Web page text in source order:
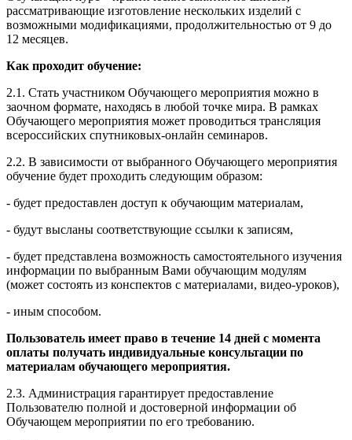
рассматривающие изготовление нескольких изделий с
возможными модификациями, продолжительностью от 9 до
12 месяцев.
Как проходит обучение:
2.1. Стать участником Обучающего мероприятия можно в
заочном формате, находясь в любой точке мира. В рамках
Обучающего мероприятия может проводиться трансляция
всероссийских спутниковых-онлайн семинаров.
2.2. В зависимости от выбранного Обучающего мероприятия
обучение будет проходить следующим образом:
- будет предоставлен доступ к обучающим материалам,
- будут высланы соответствующие ссылки к записям,
- будет представлена возможность самостоятельного изучения
информации по выбранным Вами обучающим модулям
(может состоять из конспектов с материалами, видео-уроков),
- иным способом.
Пользователь имеет право в течение 14 дней с момента
оплаты получать индивидуальные консультации по
материалам обучающего мероприятия.
2.3. Администрация гарантирует предоставление
Пользователю полной и достоверной информации об
Обучающем мероприятии по его требованию.